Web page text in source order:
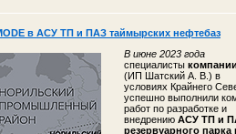
в АСУ ТП и ПАЗ таймырских нефтебаз
В июне 2023 года
специалисты компании
(ИП Шатский А. В.) в
условиях Крайнего
успешно выполнили
работ по разработке и
внедрению АСУ ТП и
резервуарного парка